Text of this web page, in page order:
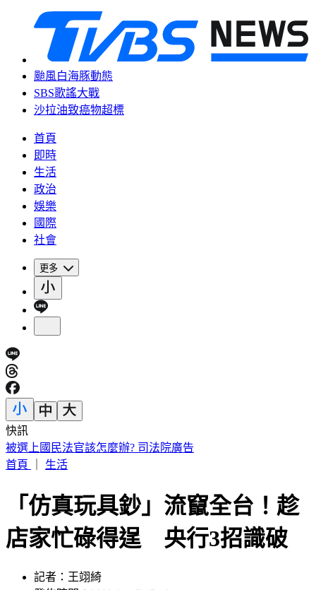
颱風白海豚動態
SBS歌謠大戰
沙拉油致癌物超標
首頁
即時
生活
政治
娛樂
國際
社會
更多
快訊
俄兵紛紛中美人計！「黑寡婦」誘騙結婚 詐領巨額撫卹金
首頁
生活
「仿真玩具鈔」流竄全台！趁
店家忙碌得逞 央行3招識破
記者：王翊綺